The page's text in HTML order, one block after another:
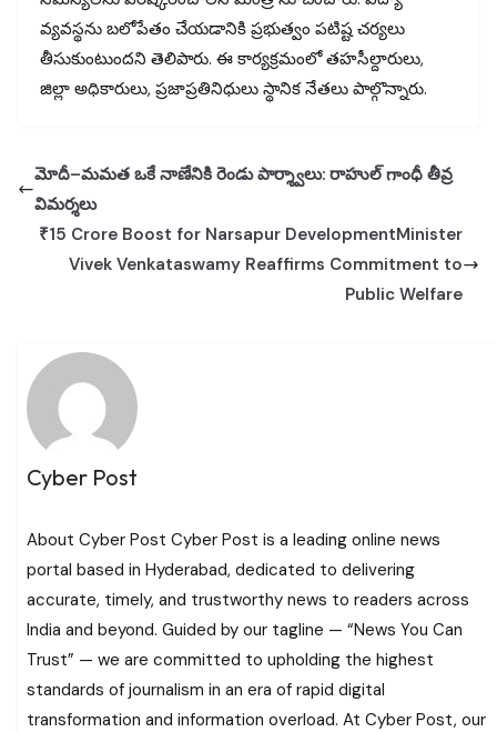
వ్యవస్థను బలోపేతం చేయడానికి ప్రభుత్వం పటిష్ట చర్యలు
తీసుకుంటుందని తెలిపారు. ఈ కార్యక్రమంలో తహసీల్దారులు,
జిల్లా అధికారులు, ప్రజాప్రతినిధులు స్థానిక నేతలు పాల్గొన్నారు.
మోదీ–మమత ఒకే నాణేనికి రెండు పార్శ్వాలు: రాహుల్ గాంధీ తీవ్ర
విమర్శలు
₹15 Crore Boost for Narsapur DevelopmentMinister
Vivek Venkataswamy Reaffirms Commitment to
Public Welfare
Cyber Post
About Cyber Post Cyber Post is a leading online news
portal based in Hyderabad, dedicated to delivering
accurate, timely, and trustworthy news to readers across
India and beyond. Guided by our tagline — “News You Can
Trust” — we are committed to upholding the highest
standards of journalism in an era of rapid digital
transformation and information overload. At Cyber Post, our